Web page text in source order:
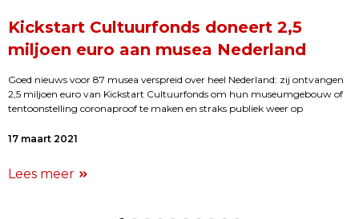
Kickstart Cultuurfonds doneert 2,5
miljoen euro aan musea Nederland
Goed nieuws voor 87 musea verspreid over heel Nederland: zij ontvangen
2,5 miljoen euro van Kickstart Cultuurfonds om hun museumgebouw of
tentoonstelling coronaproof te maken en straks publiek weer op
17 maart 2021
Lees meer